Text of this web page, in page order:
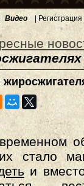
Видео | Регистрация
стало
и